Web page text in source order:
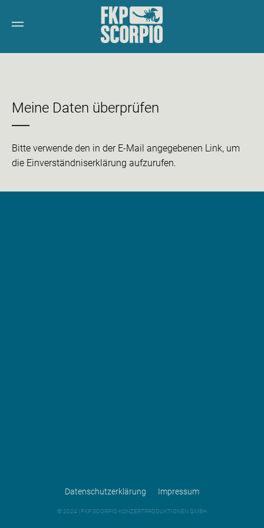
Meine Daten überprüfen
Bitte verwende den in der E-Mail angegebenen Link, um
die Einverständniserklärung aufzurufen.
Datenschutzerklärung Impressum
© 2024 | FKP SCORPIO KONZERTPRODUKTIONEN GMBH